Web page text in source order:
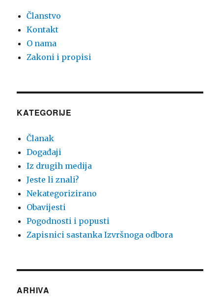
Članstvo
Kontakt
O nama
Zakoni i propisi
KATEGORIJE
Članak
Događaji
Iz drugih medija
Jeste li znali?
Nekategorizirano
Obavijesti
Pogodnosti i popusti
Zapisnici sastanka Izvršnoga odbora
ARHIVA